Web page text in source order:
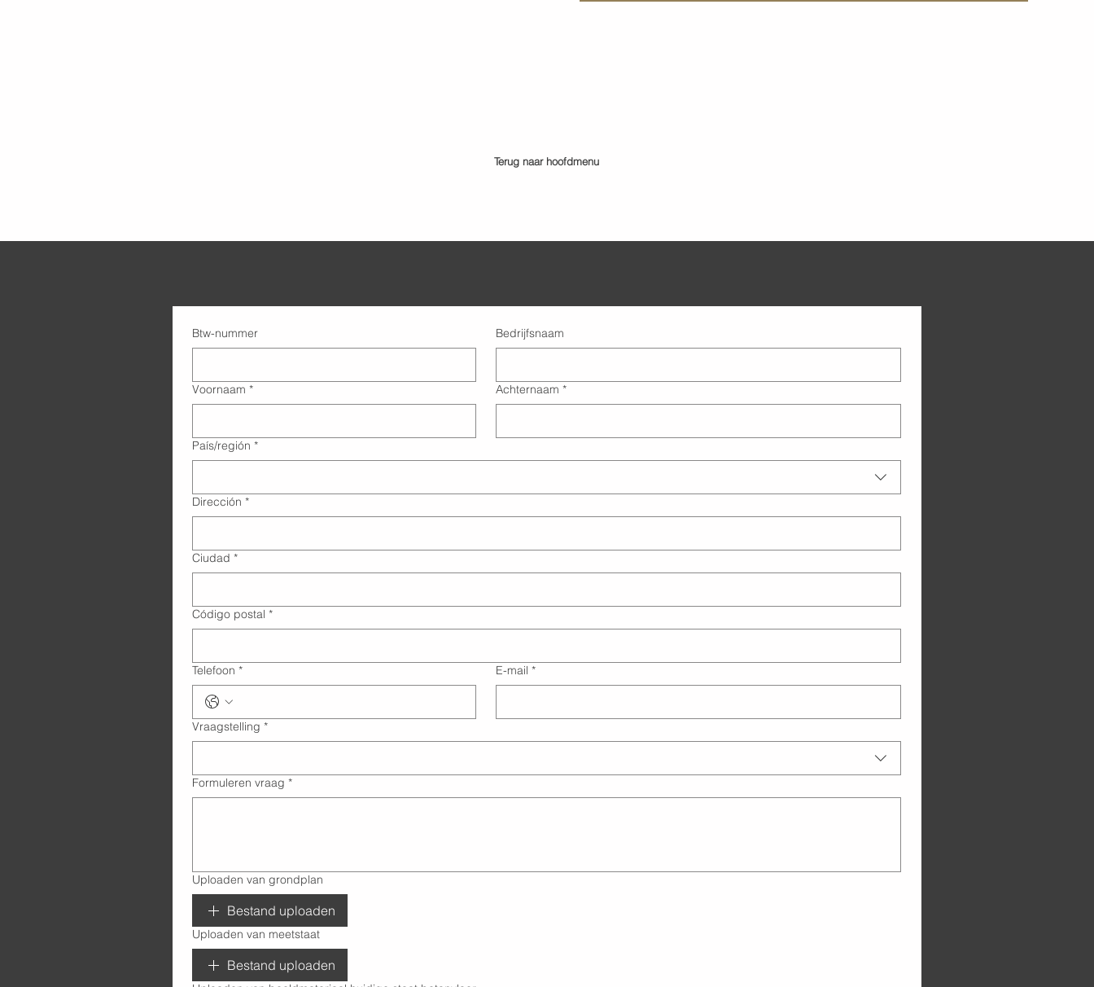
Terug naar hoofdmenu
Btw-nummer Bedrijfsnaam
Voornaam * Achternaam *
Adres met meerdere regels
País/región *
Dirección *
Ciudad *
Código postal *
Telefoon * E-mail *
Vraagstelling *
Formuleren vraag *
Uploaden van grondplan
Bestand uploaden
Uploaden van meetstaat
Bestand uploaden